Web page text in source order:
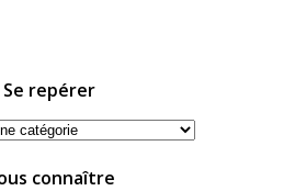
Se repérer
connaître